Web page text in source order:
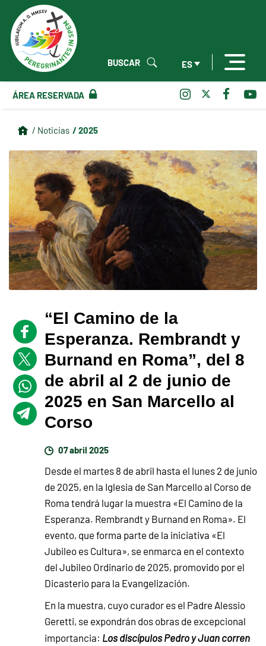
ES
BUSCAR
ÁREA RESERVADA
/ Noticias / 2025
“El Camino de la
Esperanza. Rembrandt y
Burnand en Roma”, del 8
de abril al 2 de junio de
2025 en San Marcello al
Corso
07 abril 2025
Desde el martes 8 de abril hasta el lunes 2 de junio
de 2025, en la Iglesia de San Marcello al Corso de
Roma tendrá lugar la muestra «El Camino de la
Esperanza. Rembrandt y Burnand en Roma». El
evento, que forma parte de la iniciativa «El
Jubileo es Cultura», se enmarca en el contexto
del Jubileo Ordinario de 2025, promovido por el
Dicasterio para la Evangelización.
En la muestra, cuyo curador es el Padre Alessio
Geretti, se expondrán dos obras de excepcional
importancia: Los discípulos Pedro y Juan corren